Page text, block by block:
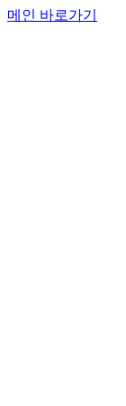
메인 바로가기